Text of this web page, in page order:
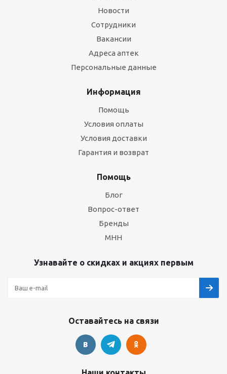
Новости
Сотрудники
Вакансии
Адреса аптек
Персональные данные
Информация
Помощь
Условия оплаты
Условия доставки
Гарантия и возврат
Помощь
Блог
Вопрос-ответ
Бренды
МНН
Узнавайте о скидках и акциях первым
Оставайтесь на связи